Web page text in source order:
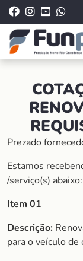
Prezado
Estamos
/serviço(s) abaixo:
Item 01
Descrição:
para o veículo